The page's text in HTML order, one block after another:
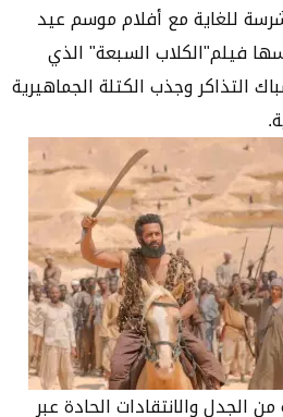
للغاية مع أفلام موسم عيد
فيلم"الكلاب السبعة" الذي
التذاكر وجذب الكتلة الجماهيرية
الجدل والانتقادات الحادة عبر